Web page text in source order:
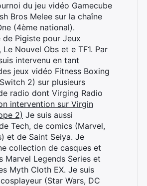
du jeu vidéo Gamecube
Bros Melee sur la chaîne
(4ème national).
de Pigiste pour Jeux
Nouvel Obs et e TF1. Par
intervenu en tant
jeux vidéo Fitness Boxing
2) sur plusieurs
radio dont Virging Radio
intervention sur Virgin
2) Je suis aussi
Tech, de comics (Marvel,
et de Saint Seiya. Je
collection de casques et
Marvel Legends Series et
Myth Cloth EX. Je suis
(Star Wars, DC